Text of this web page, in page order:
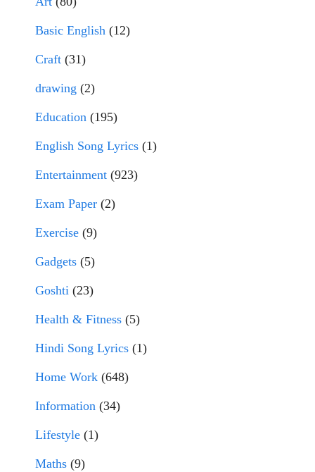
Basic English (12)
Craft (31)
drawing (2)
Education (195)
English Song Lyrics (1)
Entertainment (923)
Exam Paper (2)
Exercise (9)
Gadgets (5)
Goshti (23)
Health & Fitness (5)
Hindi Song Lyrics (1)
Home Work (648)
Information (34)
Lifestyle (1)
Maths (9)